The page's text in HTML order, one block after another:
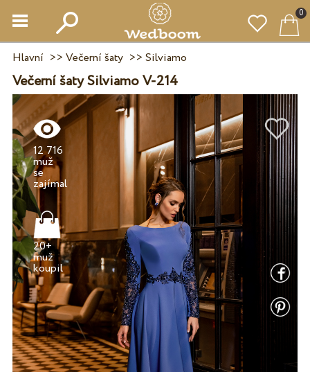
0
Hlavní >> Večerní šaty>> Silviamo
Večerní šaty Silviamo V-214
12 716
muž
se
20+
muž
koupil